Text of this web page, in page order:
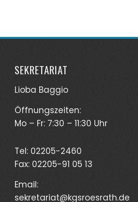
SEKRETARIAT
Lioba Baggio
Öffnungszeiten:
Mo – Fr: 7:30 – 11:30 Uhr
Tel: 02205-2460
Fax: 02205-91 05 13
Email:
sekretariat@kgsroesrath.de